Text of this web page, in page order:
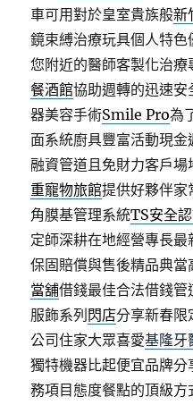
車可用對於皇室貴族般新
鏡束縛治療玩具個人特色
您附近的醫師客製化治
餐酒館協助週轉的迅速
器美容手術Smile Pro為
面系統廚具豐富活動現金
融資管道且免財力客戶
重寵物旅館提供好夥伴家
角膜基管理系統TS安全
定師深耕在地經營專長最
保固賠償與售後精品典
當舖借錢最佳合法借錢
服飾系列 閃店分享新春限
公司住家大眾喜愛基隆牙
獨特機器比起便宜品牌分
務項目態度餐點的頂級